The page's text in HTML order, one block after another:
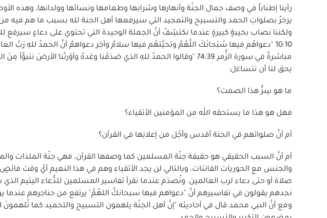
رأينا إطناباً في وصف جمال الجنّة وأنهارها وشرابها وطعامها ونسائها وولدانها، وهذه
يزخرُ بصلواتِ الحمد والتسبيح والتمجيد التي سيرفعها أهل الجنة لله بسبب ما هم فيه
ولكننا نصاب بخيبةٍ كبيرةٍ عندما نكتشِفُ أنَّ الجملة الوحيدة التي تحتوي على دعاءٍ سيرفع
10:10 "دعواهُم فيها سُبْحانَكَ اللَّهُمَّ وتحيَّتهُم فيها سلامٌ وآخِر دعواهمُ أنَّ الحمدُ للهِ رَبَّ
مباشرةً في سورة الزُّمر 74:39 "وقالوا الحمدُ للهِ الذي صَدَقَنا وعَدهُ وأوْرثَنا
يحق لنا أن نتساءَل:
ما هو سِرُّ هذا الصمت؟
فهل هو هذا ما يستحقه الله من المؤمنين الأتقياء؟
أم أنَّ صلواتهم في الجنة أقدس وأجّل من إعلانِها في القرآن؟
أم أنَّ السبب الحقيقي هو حقيقة جنّة المسلمين كما وصفها القرآن، فهي جنّة الملذات
والجنس مع الحوريات الفاتنات، وبالتالي لن يجد الأتقياء وهم في هذا النعيم أيَّ وقت
صلاة أو حتى دعاء لرب العالمين. ونُصدَم عندما نقرأ تفاسير المسلمين للدُّعاء اليتيم الذي
نجدهم يقولون في تفاسيرهم أنَّ "دعواهم فيها سبحانكَّ اللهُمَّ" يرتفع من حناجرهم عندما
ومع أنَّ النبي محمد قال في أحاديثه "إنَّ أهل الجنّة يلهمون التسبيح والتحميد كما تُلهمونَ